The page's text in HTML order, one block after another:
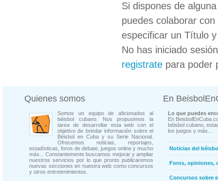
Si dispones de
puedes colaborar
especificar un Título
No has iniciado
registrate para poder
Quienes somos
Somos un equipo de aficionados al
béisbol cubano. Nos propusimos la
tarea de desarrollar esta web con el
objetivo de brindar información sobre el
Béisbol en Cuba y su Serie Nacional.
Ofrecemos noticias, reportajes,
estadísticas, foros de debate, juegos online y mucho
más... Constantemente buscamos mejorar y ampliar
nuestros servicios por lo que pronto publicaremos
nuevas secciones en nuestra web como concursos
y otros entretenimientos.
En
Lo que puedes
En
béisbol cubano,
los juegos y más...
Noticias del
Foros, opiniones,
Concursos sobre